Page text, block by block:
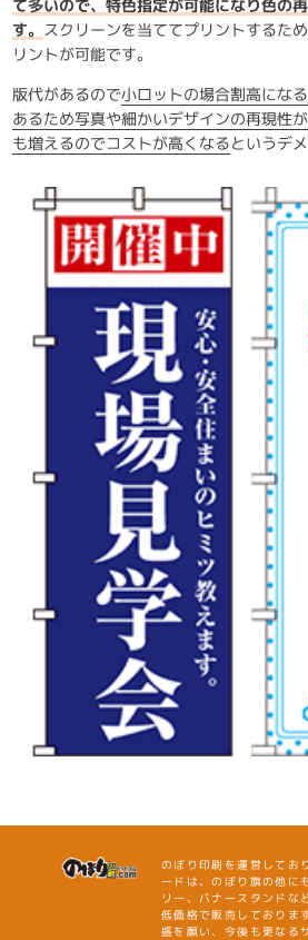
て多いので、特色指定が可能になり色の
す。 スクリーンを当ててプリントするた
リントが可能です。
版代があるので小ロットの場合割高にな
あるため写真や細かいデザインの再現性
も増えるのでコストが高くなるというデ
のぼり印刷を運営してお
ードは、のぼり旗の他に
リー、バナースタンドな
低価格で販売しておりま
盛を願い、今後も更なる